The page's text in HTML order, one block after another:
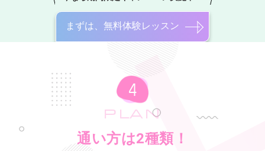
まずは、無料体験レッスン
PLAN
通い方は2種類！